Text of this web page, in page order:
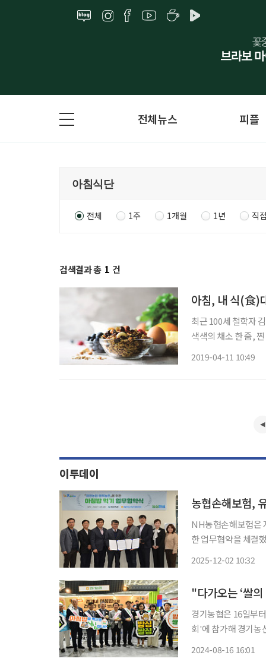
전체뉴스 피플
전체 1주 1개월 1년 직
검색결과 총 1 건
아침, 내 식(食)
최근 100세 철학자
색색의 채소 한 줌,
2019-04-11 10:49
이투데이
농협손해보험,
NH농협손해보험은
한 업무협약을 체결했다고 2일 밝혔다. 이번 협
2025-12-02 10:32
경기농협은 16일부
회'에 참가해 경기농산물의 소
2024-08-16 16:01